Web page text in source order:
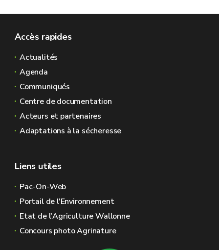
Accès rapides
Actualités
Agenda
Communiqués
Centre de documentation
Acteurs et partenaires
Adaptations à la sécheresse
Liens utiles
Pac-On-Web
Portail de l'Environnement
Etat de l'Agriculture Wallonne
Concours photo Agrinature